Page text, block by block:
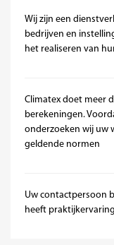
Wij zijn een
bedrijven en
het realiseren van
Climatex doet meer
berekeningen.
onderzoeken wij uw
geldende normen
Uw contactpersoon
heeft